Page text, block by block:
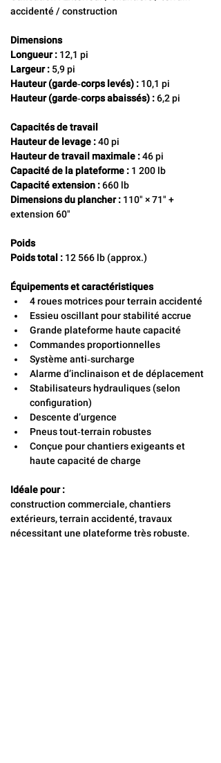
accidenté / construction
Dimensions
Longueur : 12,1 pi
Largeur : 5,9 pi
Hauteur (garde‑corps levés) : 10,1 pi
Hauteur (garde‑corps abaissés) : 6,2 pi
Capacités de travail
Hauteur de levage : 40 pi
Hauteur de travail maximale : 46 pi
Capacité de la plateforme : 1 200 lb
Capacité extension : 660 lb
Dimensions du plancher : 110" × 71" +
extension 60"
Poids
Poids total : 12 566 lb (approx.)
Équipements et caractéristiques
4 roues motrices pour terrain accidenté
Essieu oscillant pour stabilité accrue
Grande plateforme haute capacité
Commandes proportionnelles
Système anti‑surcharge
Alarme d’inclinaison et de déplacement
Stabilisateurs hydrauliques (selon
configuration)
Descente d’urgence
Pneus tout‑terrain robustes
Conçue pour chantiers exigeants et
haute capacité de charge
Idéale pour :
construction commerciale, chantiers
extérieurs, terrain accidenté, travaux
nécessitant une plateforme très robuste,